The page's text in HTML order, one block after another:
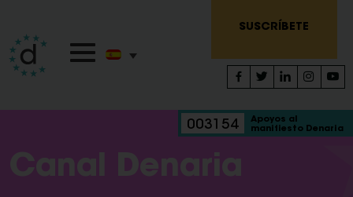
SUSCRÍBETE
003154
Apoyos al
manifiesto Denaria
Canal Denaria